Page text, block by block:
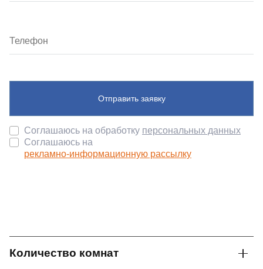
Отправить заявку
Соглашаюсь на обработку персональных данных
Соглашаюсь на
рекламно-информационную рассылку
Количество комнат